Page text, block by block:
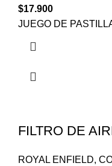
$17.900
JUEGO DE
FILTRO DE
ROYAL ENFIELD,